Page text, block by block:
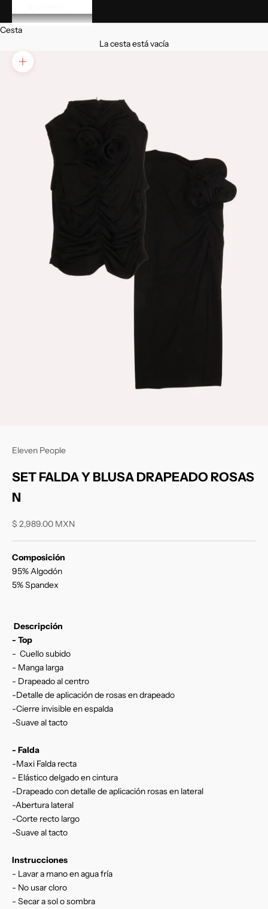
Cesta
La cesta está vacía
Zoom
Eleven People
SET FALDA Y BLUSA DRAPEADO ROSAS
N
Precio de oferta
$ 2,989.00 MXN
Composición
95% Algodón
5% Spandex
Descripción
- Top
- Cuello subido
- Manga larga
- Drapeado al centro
-Detalle de aplicación de rosas en drapeado
-Cierre invisible en espalda
-Suave al tacto
- Falda
-Maxi Falda recta
- Elástico delgado en cintura
-Drapeado con detalle de aplicación rosas en lateral
-Abertura lateral
-Corte recto largo
-Suave al tacto
Instrucciones
- Lavar a mano en agua fría
- No usar cloro
- Secar a sol o sombra